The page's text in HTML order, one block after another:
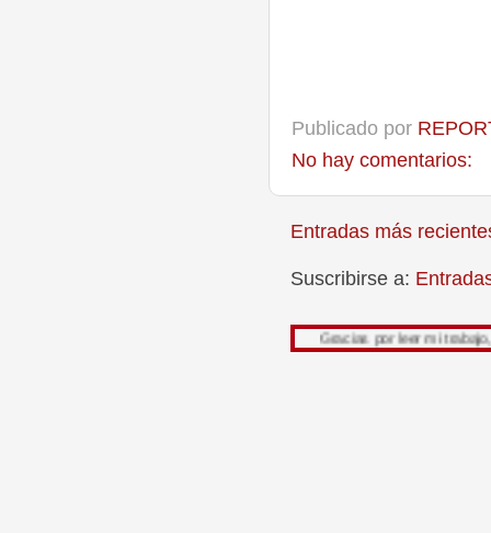
Publicado por
No hay comentarios:
Entradas más
Suscribirse a:
Gracias por leer mi trabajo, su opinión